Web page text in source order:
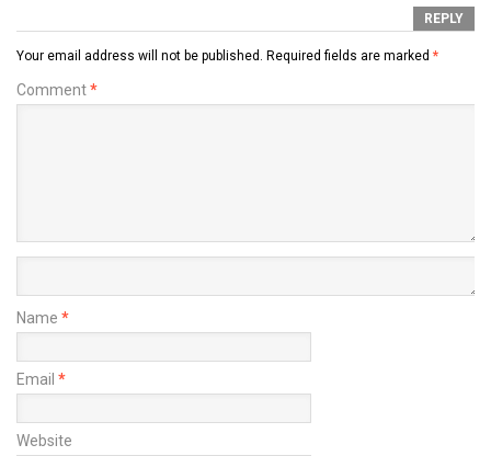
REPLY
Your email address will not be published. Required fields are marked *
Comment*
Name *
Email *
Website